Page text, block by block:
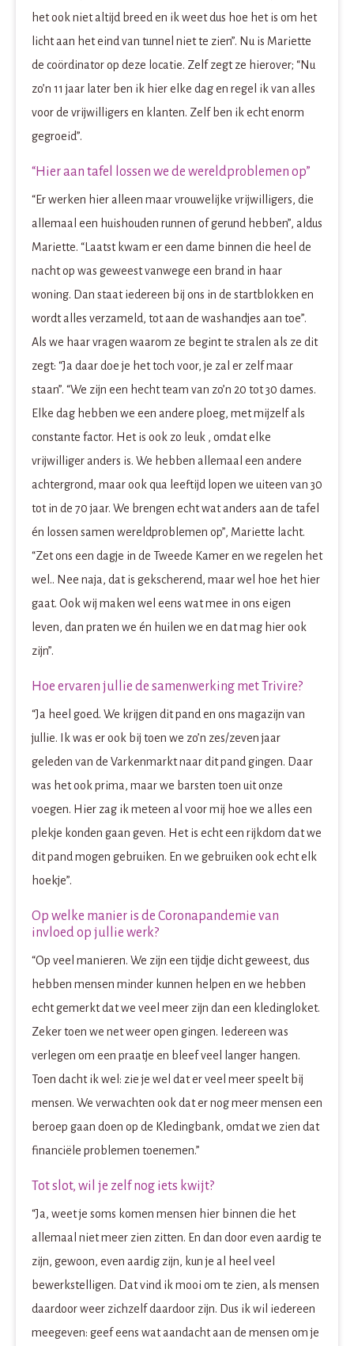
het ook niet altijd breed en ik weet dus hoe het is om het
licht aan het eind van tunnel niet te zien”. Nu is Mariette
de coördinator op deze locatie. Zelf zegt ze hierover; “Nu
zo’n 11 jaar later ben ik hier elke dag en regel ik van alles
voor de vrijwilligers en klanten. Zelf ben ik echt enorm
gegroeid”.
“Hier aan tafel lossen we de wereldproblemen op”
“Er werken hier alleen maar vrouwelijke vrijwilligers, die
allemaal een huishouden runnen of gerund hebben”, aldus
Mariette. “Laatst kwam er een dame binnen die heel de
nacht op was geweest vanwege een brand in haar
woning. Dan staat iedereen bij ons in de startblokken en
wordt alles verzameld, tot aan de washandjes aan toe”.
Als we haar vragen waarom ze begint te stralen als ze dit
zegt: “Ja daar doe je het toch voor, je zal er zelf maar
staan”. “We zijn een hecht team van zo’n 20 tot 30 dames.
Elke dag hebben we een andere ploeg, met mijzelf als
constante factor. Het is ook zo leuk , omdat elke
vrijwilliger anders is. We hebben allemaal een andere
achtergrond, maar ook qua leeftijd lopen we uiteen van 30
tot in de 70 jaar. We brengen echt wat anders aan de tafel
én lossen samen wereldproblemen op”, Mariette lacht.
“Zet ons een dagje in de Tweede Kamer en we regelen het
wel.. Nee naja, dat is gekscherend, maar wel hoe het hier
gaat. Ook wij maken wel eens wat mee in ons eigen
leven, dan praten we én huilen we en dat mag hier ook
zijn”.
Hoe ervaren jullie de samenwerking met Trivire?
“Ja heel goed. We krijgen dit pand en ons magazijn van
jullie. Ik was er ook bij toen we zo’n zes/zeven jaar
geleden van de Varkenmarkt naar dit pand gingen. Daar
was het ook prima, maar we barsten toen uit onze
voegen. Hier zag ik meteen al voor mij hoe we alles een
plekje konden gaan geven. Het is echt een rijkdom dat we
dit pand mogen gebruiken. En we gebruiken ook echt elk
hoekje”.
Op welke manier is de Coronapandemie van
invloed op jullie werk?
“Op veel manieren. We zijn een tijdje dicht geweest, dus
hebben mensen minder kunnen helpen en we hebben
echt gemerkt dat we veel meer zijn dan een kledingloket.
Zeker toen we net weer open gingen. Iedereen was
verlegen om een praatje en bleef veel langer hangen.
Toen dacht ik wel: zie je wel dat er veel meer speelt bij
mensen. We verwachten ook dat er nog meer mensen een
beroep gaan doen op de Kledingbank, omdat we zien dat
financiële problemen toenemen.”
Tot slot, wil je zelf nog iets kwijt?
“Ja, weet je soms komen mensen hier binnen die het
allemaal niet meer zien zitten. En dan door even aardig te
zijn, gewoon, even aardig zijn, kun je al heel veel
bewerkstelligen. Dat vind ik mooi om te zien, als mensen
daardoor weer zichzelf daardoor zijn. Dus ik wil iedereen
meegeven: geef eens wat aandacht aan de mensen om je